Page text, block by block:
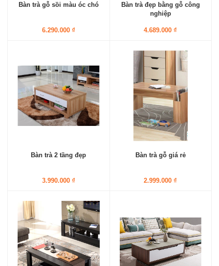
Bàn trà gỗ sồi màu óc chó
6.290.000 ₫
Bàn trà đẹp bằng gỗ công
nghiệp
4.689.000 ₫
Bàn trà 2 tầng đẹp
3.990.000 ₫
Bàn trà gỗ giá rẻ
2.999.000 ₫